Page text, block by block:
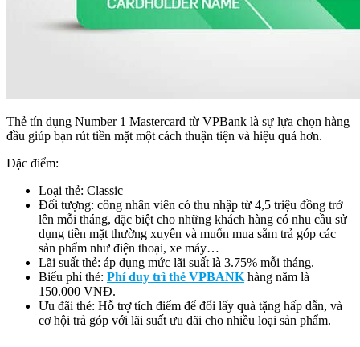
Thẻ tín dụng Number 1 Mastercard từ VPBank là sự lựa chọn hàng
đầu giúp bạn rút tiền mặt một cách thuận tiện và hiệu quả hơn.
Đặc điểm:
Loại thẻ: Classic
Đối tượng: công nhân viên có thu nhập từ 4,5 triệu đồng trở
lên mỗi tháng, đặc biệt cho những khách hàng có nhu cầu sử
dụng tiền mặt thường xuyên và muốn mua sắm trả góp các
sản phẩm như điện thoại, xe máy…
Lãi suất thẻ: áp dụng mức lãi suất là 3.75% mỗi tháng.
Biểu phí thẻ: Phí duy trì thẻ VPBANK hàng năm là
150.000 VNĐ.
Ưu đãi thẻ: Hỗ trợ tích điểm để đổi lấy quà tặng hấp dẫn, và
cơ hội trả góp với lãi suất ưu đãi cho nhiều loại sản phẩm.